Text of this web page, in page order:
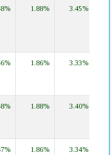
महिना
महिना
1.88% 3.45%
1.86% 3.33%
1.88% 3.40%
1.86% 3.34%